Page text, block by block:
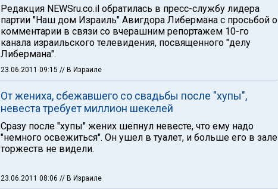
Редакция NEWSru.co.il обратилась в пресс-службу лидера
партии "Наш дом Израиль" Авигдора Либермана с просьбой о
комментарии в связи со вчерашним репортажем 10-го
канала израильского телевидения, посвященного "делу
Либермана".
23.06.2011 09:15 // В Израиле
От жениха, сбежавшего со свадьбы после "хупы",
невеста требует миллион шекелей
Сразу после "хупы" жених шепнул невесте, что ему надо
"немного освежиться". Он ушел в туалет, и больше его в зале
торжеств не видели.
23.06.2011 08:06 // В Израиле